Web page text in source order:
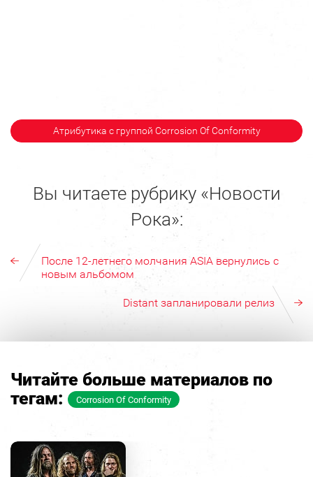
Атрибутика с группой Corrosion Of Conformity
Вы читаете рубрику «Новости
Рока»:
После 12-летнего молчания ASIA вернулись с
новым альбомом
Distant запланировали релиз
Читайте больше материалов по
тегам:
Corrosion Of Conformity